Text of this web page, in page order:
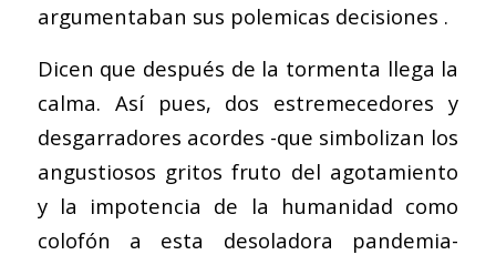
argumentaban sus polemicas decisiones .
Dicen que después de la tormenta llega la
calma. Así pues, dos estremecedores y
desgarradores acordes -que simbolizan los
angustiosos gritos fruto del agotamiento
y la impotencia de la humanidad como
colofón a esta desoladora pandemia-